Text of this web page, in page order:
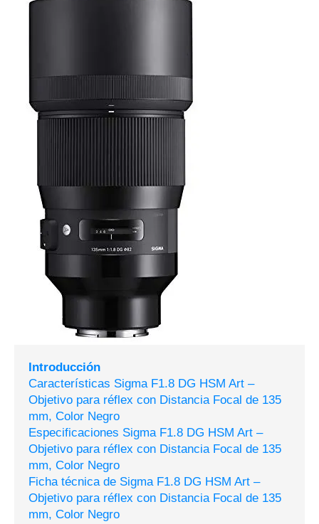
Introducción
Características Sigma F1.8 DG HSM Art –
Objetivo para réflex con Distancia Focal de 135
mm, Color Negro
Especificaciones Sigma F1.8 DG HSM Art –
Objetivo para réflex con Distancia Focal de 135
mm, Color Negro
Ficha técnica de Sigma F1.8 DG HSM Art –
Objetivo para réflex con Distancia Focal de 135
mm, Color Negro